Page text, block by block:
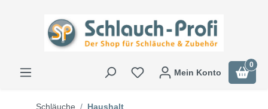
Mein Konto
0
Schläuche Haushalt